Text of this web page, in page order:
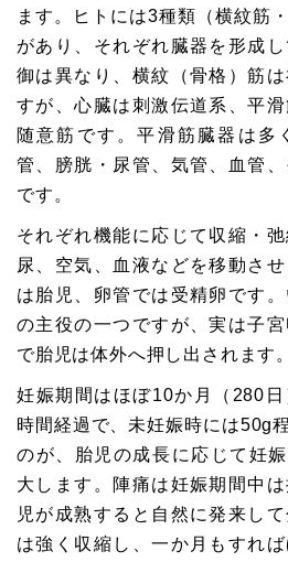
ます。ヒトには3種類（横紋筋
があり、それぞれ臓器を形成
御は異なり、横紋（骨格）筋
すが、心臓は刺激伝道系、平
随意筋です。平滑筋臓器は多
管、膀胱・尿管、気管、血管
です。
それぞれ機能に応じて収縮・弛
尿、空気、血液などを移動さ
は胎児、卵管では受精卵です
の主役の一つですが、実は子
で胎児は体外へ押し出されます。
妊娠期間はほぼ10か月（280
時間経過で、未妊娠時には50g
のが、胎児の成長に応じて妊
大します。陣痛は妊娠期間中は
児が成熟すると自然に発来し
は強く収縮し、一か月もすれ